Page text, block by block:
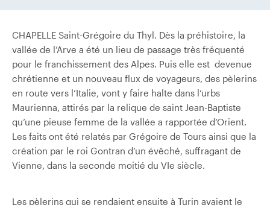
CHAPELLE Saint-Grégoire du Thyl. Dès la préhistoire, la
vallée de l’Arve a été un lieu de passage très fréquenté
pour le franchissement des Alpes. Puis elle est devenue
chrétienne et un nouveau flux de voyageurs, des pèlerins
en route vers l’Italie, vont y faire halte dans l’urbs
Maurienna, attirés par la relique de saint Jean-Baptiste
qu’une pieuse femme de la vallée a rapportée d’Orient.
Les faits ont été relatés par Grégoire de Tours ainsi que la
création par le roi Gontran d’un évêché, suffragant de
Vienne, dans la seconde moitié du VIe siècle.
Les pèlerins qui se rendaient ensuite à Turin avaient le